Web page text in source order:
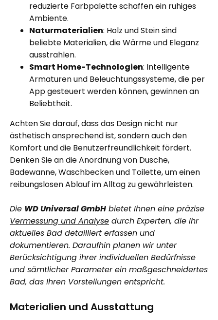
reduzierte Farbpalette schaffen ein ruhiges
Ambiente.
Naturmaterialien: Holz und Stein sind
beliebte Materialien, die Wärme und Eleganz
ausstrahlen.
Smart Home-Technologien: Intelligente
Armaturen und Beleuchtungssysteme, die per
App gesteuert werden können, gewinnen an
Beliebtheit.
Achten Sie darauf, dass das Design nicht nur
ästhetisch ansprechend ist, sondern auch den
Komfort und die Benutzerfreundlichkeit fördert.
Denken Sie an die Anordnung von Dusche,
Badewanne, Waschbecken und Toilette, um einen
reibungslosen Ablauf im Alltag zu gewährleisten.
Die WD Universal GmbH bietet Ihnen eine präzise
Vermessung und Analyse durch Experten, die Ihr
aktuelles Bad detailliert erfassen und
dokumentieren. Daraufhin planen wir unter
Berücksichtigung ihrer individuellen Bedürfnisse
und sämtlicher Parameter ein maßgeschneidertes
Bad, das Ihren Vorstellungen entspricht.
Materialien und Ausstattung